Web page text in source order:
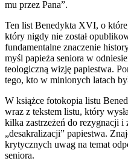
mu przez Pana”.
Ten list Benedykta XVI, o
który nigdy nie został
fundamentalne znaczenie
myśl papieża seniora w
teologiczną wizję papiestwa.
tego, kto w minionych latach
W książce fotokopia listu
wraz z tekstem listu, który
kilka zastrzeżeń do rezygnacji i
„desakralizacji” papiestwa.
krytycznych uwag na temat
seniora.